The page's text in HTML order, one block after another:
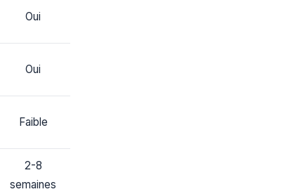
Oui
Oui
Faible
2-8
semaines